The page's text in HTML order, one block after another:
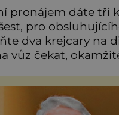
pronájem dáte tři
pro
dva krejcary na
vůz čekat,